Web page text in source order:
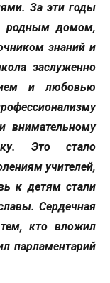
За эти годы
родным домом,
знаний и
заслуженно
и любовью
внимательному
Это стало
учителей,
к детям стали
Сердечная
кто вложил
парламентарий